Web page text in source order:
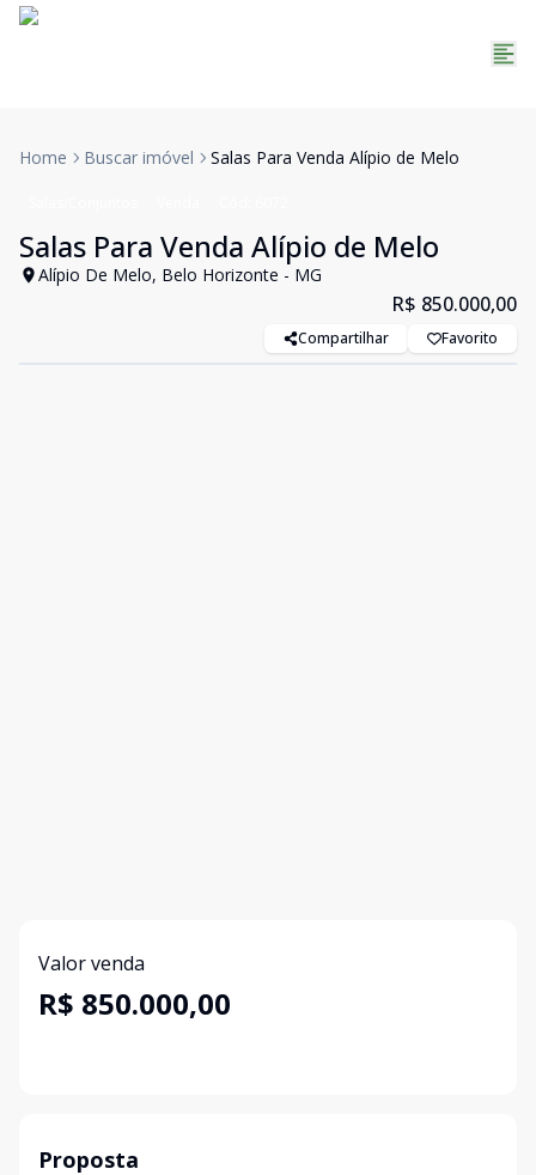
Home Buscar imóvel Salas Para Venda Alípio de Melo
Salas Para Venda Alípio de Melo
Alípio De Melo, Belo Horizonte - MG
R$ 850.000,00
Compartilhar Favorito
Valor venda
R$ 850.000,00
Proposta